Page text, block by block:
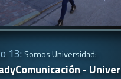
13: Somos Universidad:
-